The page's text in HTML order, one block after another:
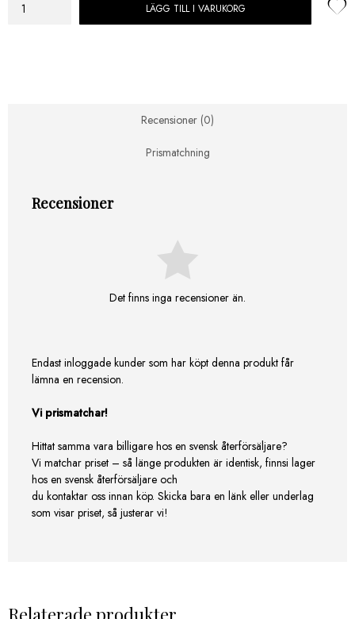
Nordpeis
LÄGG TILL I VARUKORG
Recensioner (0)
Prismatchning
Recensioner
Det finns inga recensioner än.
Endast inloggade kunder som har köpt denna produkt får
lämna en recension.
Vi prismatchar!
Hittat samma vara billigare hos en svensk återförsäljare?
Vi matchar priset – så länge produkten är identisk, finnsi lager
hos en svensk återförsäljare och
du kontaktar oss innan köp. Skicka bara en länk eller underlag
som visar priset, så justerar vi!